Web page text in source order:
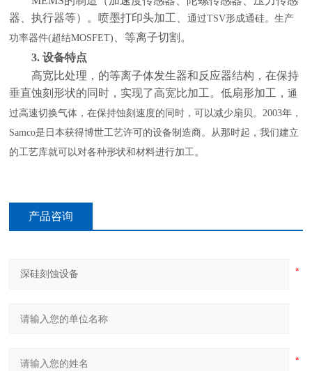
器、执行器等）。喷墨打印头加工
、通过TSV形成通硅。生产
功率器件(超结MOSFET)
等离子切割 。
3.设备特点
高宽比处理 ， 的等离子体发生器和反应器结构，在保持
垂直蚀刻形状的同时，实现了高宽比加工。低扇形加工 ，通
过高速切换气体，在保持蚀刻速度的同时，可以减少扇贝。 2003年，
Samco是日本获得博世工艺许可的设备制造商。从那时起，我们建立
的工艺库就可以对各种形状和材料进行加工 。
产品咨询